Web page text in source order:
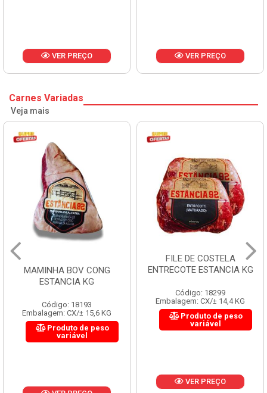
VER PREÇO VER PREÇO
Carnes Variadas
Veja mais
MAMINHA BOV CONG
ESTANCIA KG
Código: 18193
Embalagem: CX/± 15,6 KG
Produto de peso
variável
FILE DE COSTELA
ENTRECOTE ESTANCIA KG
Código: 18299
Embalagem: CX/± 14,4 KG
Produto de peso
variável
VER PREÇO